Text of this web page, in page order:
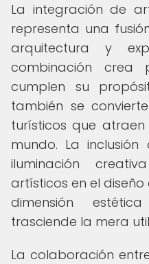
La integración de
representa una
arquitectura y
combinación crea
cumplen su
también se
turísticos que
mundo. La inclusión
iluminación
artísticos en el
dimensión
trasciende la mera
La colaboración